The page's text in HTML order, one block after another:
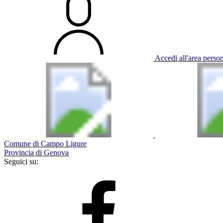
Accedi all'area
Comune di Campo Ligure
Provincia di Genova
Seguici su: